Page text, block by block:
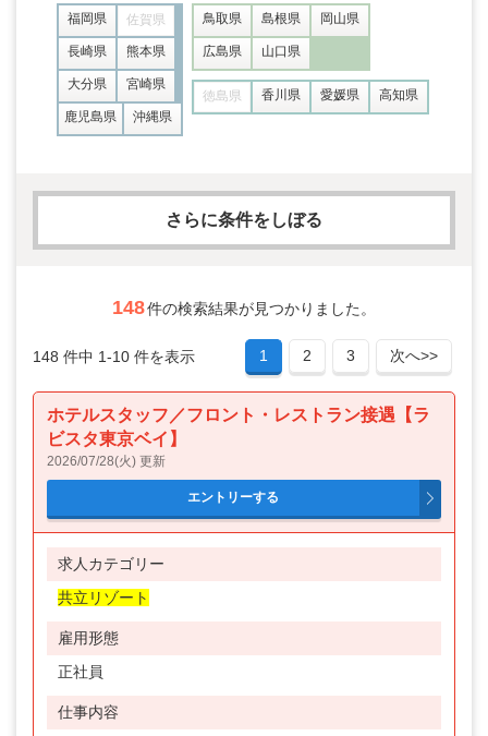
鳥取県 島根県 岡山県
広島県 山口県
徳島県 香川県 愛媛県 高知県
福岡県 佐賀県
長崎県 熊本県
大分県 宮崎県
鹿児島県 沖縄県
さらに条件をしぼる
OR検索
雇用形態
業務委託
アルバイト
148件の検索結果が見つかりました。
148 件中 1-10 件を表示 1 2 3 次へ>>
ホテルスタッフ／フロント・レストラン接遇【ラ
ビスタ東京ベイ】
2026/07/28(火) 更新
求人カテゴリー
共立リゾート
雇用形態
正社員
仕事内容